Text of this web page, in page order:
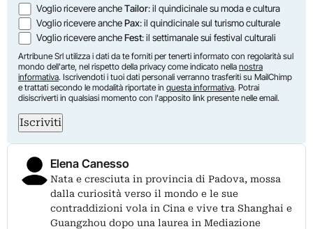
Voglio ricevere ancheTailor: il quindicinale su moda e cultura
Voglio ricevere anchePax: il quindicinale sul turismo culturale
Voglio ricevere ancheFest: il settimanale sui festival culturali
Artribune Srl utilizza i dati da te forniti per tenerti informato con regolarità sul
mondo dell'arte, nel rispetto della privacy come indicato nella nostra
informativa. Iscrivendoti i tuoi dati personali verranno trasferiti su MailChimp
e trattati secondo le modalità riportate in questa informativa. Potrai
disiscriverti in qualsiasi momento con l'apposito link presente nelle email.
Iscriviti
Elena Canesso
Nata e cresciuta in provincia di Padova, mossa
dalla curiosità verso il mondo e le sue
contraddizioni vola in Cina e vive tra Shanghai e
Guangzhou dopo una laurea in Mediazione